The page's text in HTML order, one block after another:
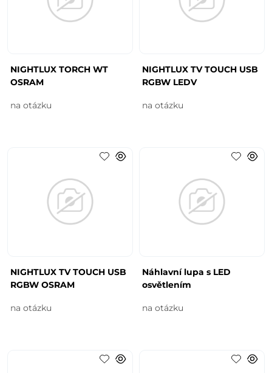
NIGHTLUX TORCH WT
OSRAM
na otázku
NIGHTLUX TV TOUCH USB
RGBW LEDV
na otázku
NIGHTLUX TV TOUCH USB
RGBW OSRAM
na otázku
Náhlavní lupa s LED
osvětlením
na otázku